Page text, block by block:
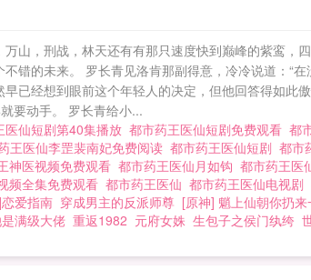
山，刑战，林天还有有那只速度快到巅峰的紫鸾，
错的未来。 罗长青见洛肯那副得意，冷冷说道：“
已经想到眼前这个年轻人的决定，但他回答得如此
要动手。 罗长青给小...
医仙短剧第40集播放 都市药王医仙短剧免费观看 都
王医仙李罡裴南妃免费阅读 都市药王医仙短剧 都市
神医视频免费观看 都市药王医仙月如钩 都市药王医
频全集免费观看 都市药王医仙 都市药王医仙电视剧
爱指南 穿成男主的反派师尊 [原神] 魈上仙朝你扔
满级大佬 重返1982 元府女姝 生包子之侯门纨绔